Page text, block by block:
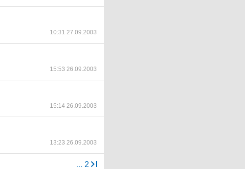
10:31 27.09.2003
15:53 26.09.2003
15:14 26.09.2003
13:23 26.09.2003
... 2